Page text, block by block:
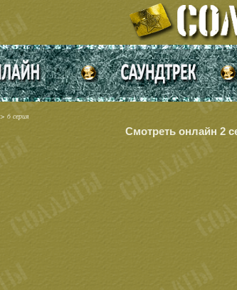
6 серия
Смотреть онлайн 2